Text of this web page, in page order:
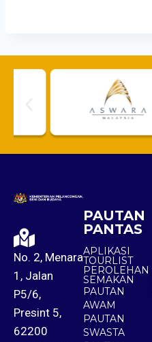
No. 2, Menara
1, Jalan
P5/6,
Presint 5,
62200
PAUTAN
PANTAS
APLIKASI
TOURLIST
PEROLEHAN
SEMAKAN
PAUTAN
AWAM
PAUTAN
SWASTA